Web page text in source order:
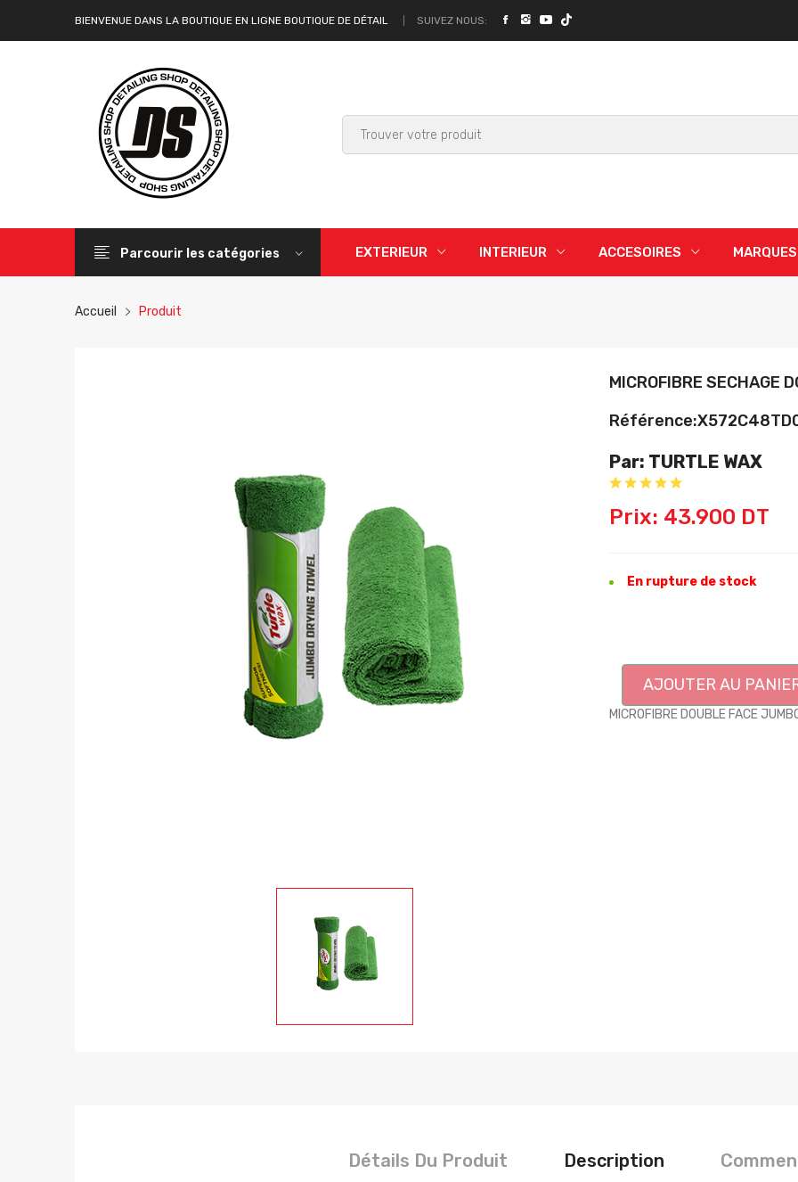
BIENVENUE DANS LA BOUTIQUE EN LIGNE BOUTIQUE DE DÉTAIL SUIVEZ NOUS:
Parcourir les catégories EXTERIEUR INTERIEUR ACCESOIRES MARQUES
Accueil Produit
MICROFIBRE SECHAGE
Par: TURTLE WAX
Prix: 43.900 DT
En rupture de stock
AJOUTER AU
MICROFIBRE DOUBLE FACE
Détails Du Produit Description